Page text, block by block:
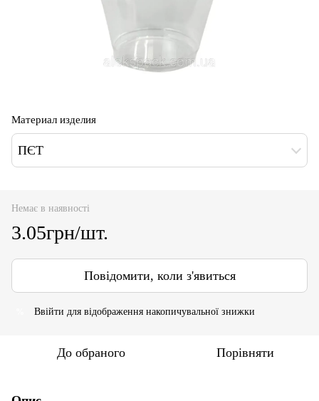
Материал изделия
ПЄТ
Немає в наявності
3.05грн/шт.
Повідомити, коли з'явиться
Ввійти для відображення накопичувальної знижки
До обраного Порівняти